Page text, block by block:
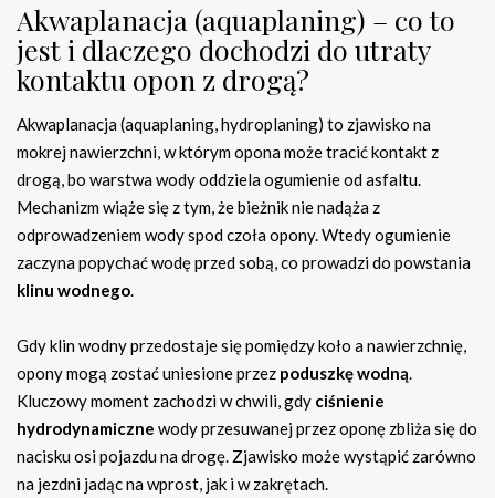
Akwaplanacja (aquaplaning) – co to
jest i dlaczego dochodzi do utraty
kontaktu opon z drogą?
Akwaplanacja (aquaplaning, hydroplaning) to zjawisko na
mokrej nawierzchni, w którym opona może tracić kontakt z
drogą, bo warstwa wody oddziela ogumienie od asfaltu.
Mechanizm wiąże się z tym, że bieżnik nie nadąża z
odprowadzeniem wody spod czoła opony. Wtedy ogumienie
zaczyna popychać wodę przed sobą, co prowadzi do powstania
klinu wodnego.
Gdy klin wodny przedostaje się pomiędzy koło a nawierzchnię,
opony mogą zostać uniesione przez poduszkę wodną.
Kluczowy moment zachodzi w chwili, gdy ciśnienie
hydrodynamiczne wody przesuwanej przez oponę zbliża się do
nacisku osi pojazdu na drogę. Zjawisko może wystąpić zarówno
na jezdni jadąc na wprost, jak i w zakrętach.